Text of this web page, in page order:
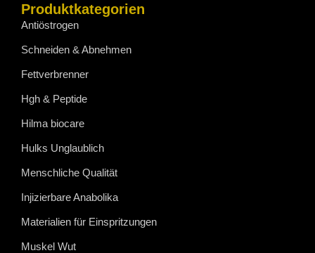
Produktkategorien
Antiöstrogen
Schneiden & Abnehmen
Fettverbrenner
Hgh & Peptide
Hilma biocare
Hulks Unglaublich
Menschliche Qualität
Injizierbare Anabolika
Materialien für Einspritzungen
Muskel Wut